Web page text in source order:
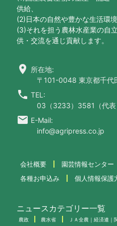
供給、
(2)日本の自然や豊かな生活環
(3)それを担う農林水産業の自
供・交流を通じ貢献します。
location_on 所在地:
〒101-0048 東京都千代
call TEL:
03（3233）3581（代表
email E-Mail:
info@agripress.co.jp
会社概要 園芸情報センター
各種お申込み
個人情報保護
ニュースカテゴリー一覧
農政 農水省 ＪＡ全農｜経済連｜